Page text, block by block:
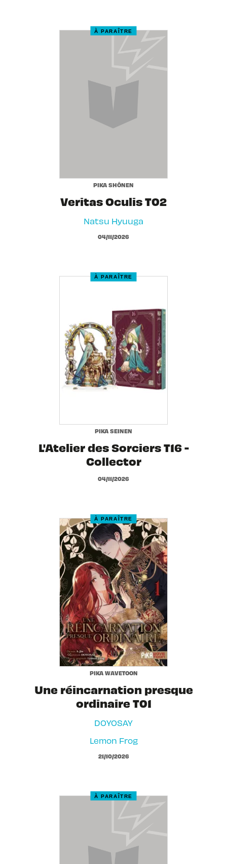
À PARAÎTRE
PIKA SHÔNEN
Veritas Oculis T02
Natsu Hyuuga
04/11/2026
À PARAÎTRE
PIKA SEINEN
L'Atelier des Sorciers T16 -
Collector
04/11/2026
À PARAÎTRE
PIKA WAVETOON
Une réincarnation presque
ordinaire T01
DOYOSAY
Lemon Frog
21/10/2026
À PARAÎTRE